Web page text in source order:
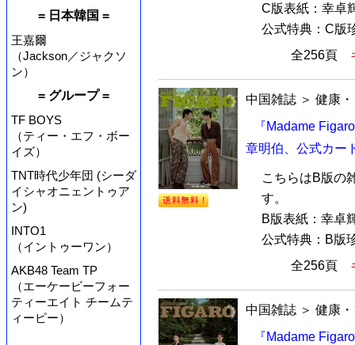
= 日本韓国 =
王嘉爾
（Jackson／ジャクソ
ン）
= グループ =
TF BOYS
（ティー・エフ・ボー
イズ）
TNT時代少年団 (シーダ
イシャオニェントゥア
ン)
INTO1
（イントゥーワン）
AKB48 Team TP
（エーケービーフォー
ティーエイト チームテ
ィーピー）
C版表紙：幸
公式特典：C版
全256頁
中国雑誌 ＞ 健康
『Madame
章明伯、公式カー
こちらはB版の
す。
B版表紙：幸
公式特典：B版
全256頁
中国雑誌 ＞ 健康
『Madame